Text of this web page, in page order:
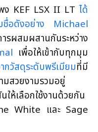
พง KEF LSX II LTได้
ชื่อดังอย่าง Michael
ผสานกันระหว่าง
เพื่อให้เข้ากับทุกมุม
กวัสดุระดับพรีเมียมที่มี
มสวยงามรวมอยู่
ให้เลือกใช้งานด้วยกัน
White และ Sage